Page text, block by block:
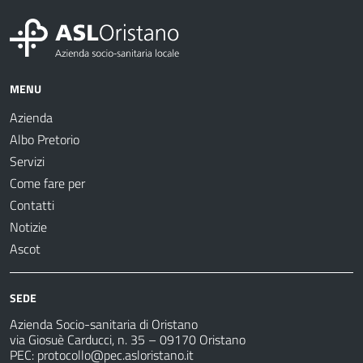
MENU
Azienda
Albo Pretorio
Servizi
Come fare per
Contatti
Notizie
Ascot
SEDE
Azienda Socio-sanitaria di Oristano
via Giosuè Carducci, n. 35 – 09170 Oristano
PEC: protocollo@pec.asloristano.it